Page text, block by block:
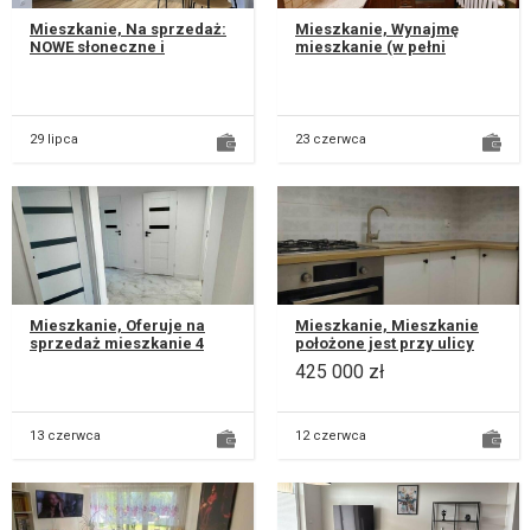
Mieszkanie, Na sprzedaż:
NOWE słoneczne i
29 lipca
Mieszkanie, Wynajmę
mieszkanie (w pełni
23 czerwca
Mieszkanie, Oferuje na
sprzedaż mieszkanie 4
13 czerwca
Mieszkanie, Mieszkanie
położone jest przy ulicy
lwowskiej 20 w Lublinie.
mieszkanie świeżo po
425 000 zł
12 czerwca